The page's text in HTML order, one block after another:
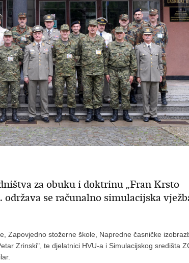
za obuku i doktrinu „Fran Krsto
održava se računalno simulacijska
Zapovjedno stožerne škole, Napredne časničke
Zrinski", te djelatnici HVU-a i Simulacijskog središta